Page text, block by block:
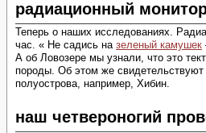
радиационный
Теперь о наших исследованиях.
час. « Не садись на зеленый камушек
А об Ловозере мы узнали, что это
породы. Об этом же свидетельствуют
полуострова, например, Хибин.
наш четвероногий